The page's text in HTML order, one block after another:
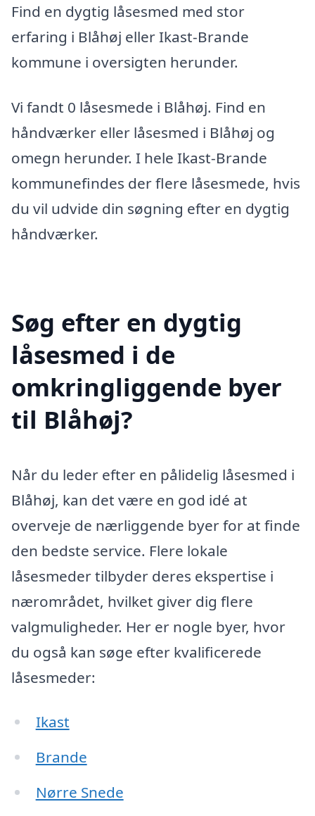
Find en dygtig låsesmed med stor
erfaring i Blåhøj eller Ikast-Brande
kommune i oversigten herunder.
Vi fandt 0 låsesmede i Blåhøj. Find en
håndværker eller låsesmed i Blåhøj og
omegn herunder. I hele Ikast-Brande
kommunefindes der flere låsesmede, hvis
du vil udvide din søgning efter en dygtig
håndværker.
Søg efter en dygtig
låsesmed i de
omkringliggende byer
til Blåhøj?
Når du leder efter en pålidelig låsesmed i
Blåhøj, kan det være en god idé at
overveje de nærliggende byer for at finde
den bedste service. Flere lokale
låsesmeder tilbyder deres ekspertise i
nærområdet, hvilket giver dig flere
valgmuligheder. Her er nogle byer, hvor
du også kan søge efter kvalificerede
låsesmeder:
Ikast
Brande
Nørre Snede